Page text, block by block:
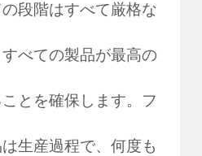
段階はすべて厳格な
べての製品が最高の
とを確保します。フ
生産過程で、何度も